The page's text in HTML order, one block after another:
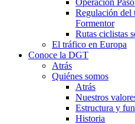
Operación
Regulación del
Formentor
Rutas ciclistas
El tráfico en Europa
Conoce la DGT
Atrás
Quiénes somos
Atrás
Nuestros
Estructura y
Historia